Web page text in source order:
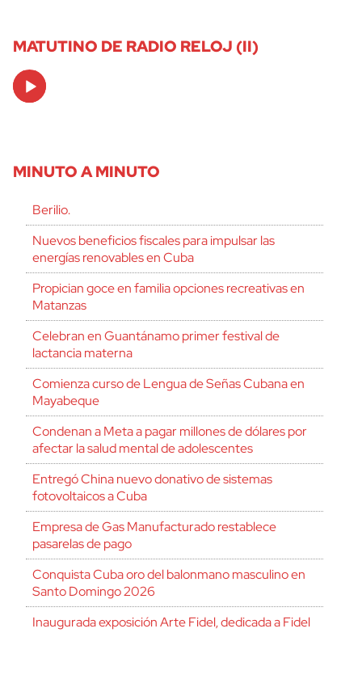
MATUTINO DE RADIO RELOJ (II)
Audio
Player
MINUTO A MINUTO
Berilio.
Nuevos beneficios fiscales para impulsar las
energías renovables en Cuba
Propician goce en familia opciones recreativas en
Matanzas
Celebran en Guantánamo primer festival de
lactancia materna
Comienza curso de Lengua de Señas Cubana en
Mayabeque
Condenan a Meta a pagar millones de dólares por
afectar la salud mental de adolescentes
Entregó China nuevo donativo de sistemas
fotovoltaicos a Cuba
Empresa de Gas Manufacturado restablece
pasarelas de pago
Conquista Cuba oro del balonmano masculino en
Santo Domingo 2026
Inaugurada exposición Arte Fidel, dedicada a Fidel